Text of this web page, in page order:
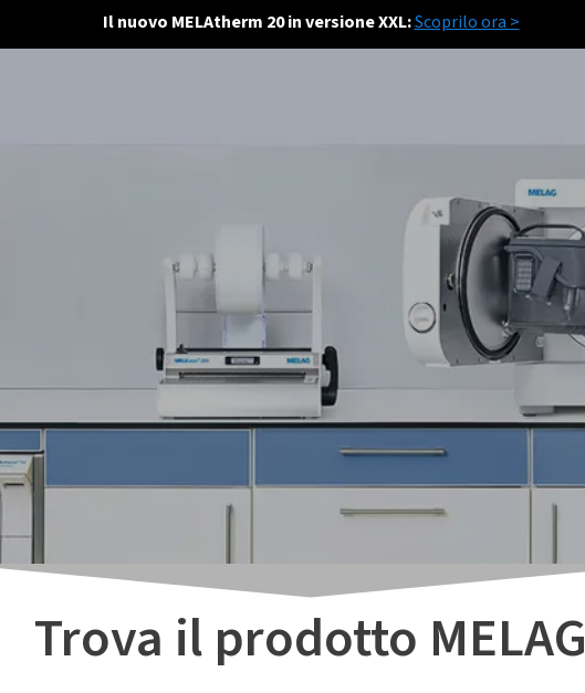
Il nuovo MELAtherm 20 in versione XXL:Scoprilo ora >
Trova il prodotto MELAG